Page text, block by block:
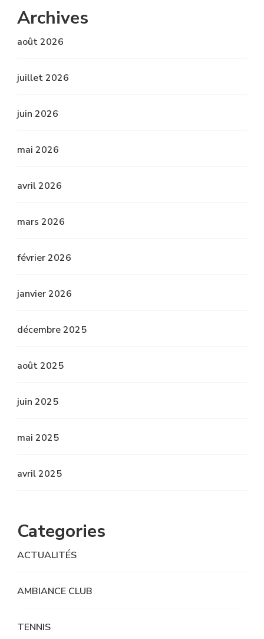
Archives
août 2026
juillet 2026
juin 2026
mai 2026
avril 2026
mars 2026
février 2026
janvier 2026
décembre 2025
août 2025
juin 2025
mai 2025
avril 2025
Categories
ACTUALITÉS
AMBIANCE CLUB
TENNIS